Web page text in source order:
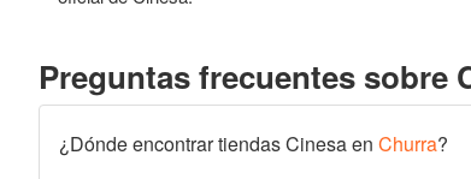
Preguntas frecuentes sobre
¿Dónde encontrar tiendas Cinesa en Churra?